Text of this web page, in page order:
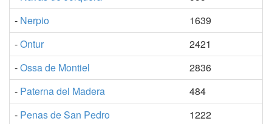
- Nerpio
1639
-Ontur
2421
-Ossa de Montiel
2836
- Paterna del Madera
484
- Penas de San Pedro
1222